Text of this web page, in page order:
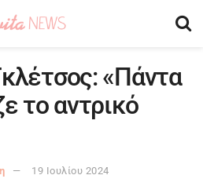
«Πάντα
το αντρικό
19 Ιουλίου 2024